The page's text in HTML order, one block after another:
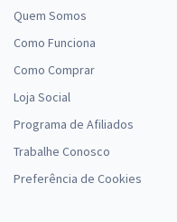
Quem Somos
Como Funciona
Como Comprar
Loja Social
Programa de Afiliados
Trabalhe Conosco
Preferência de Cookies